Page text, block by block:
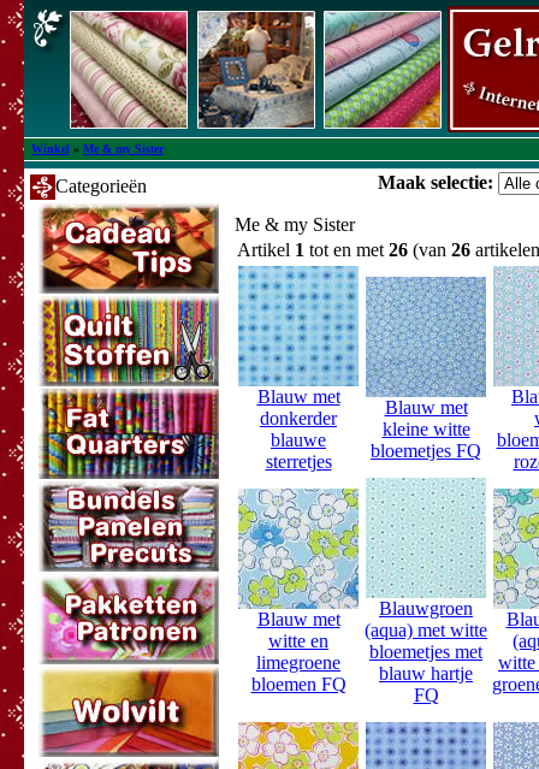
Winkel » Me & my Sister
Categorieën Maak selectie:
Me & my Sister
Artikel 1 tot en met 26 (van 26
Blauw met
donkerder
blauwe
sterretjes
Blauw met
kleine witte
bloemetjes FQ
Blauw met
witte en
limegroene
bloemen FQ
Blauwgroen
(aqua) met witte
bloemetjes met
blauw hartje
FQ
witte